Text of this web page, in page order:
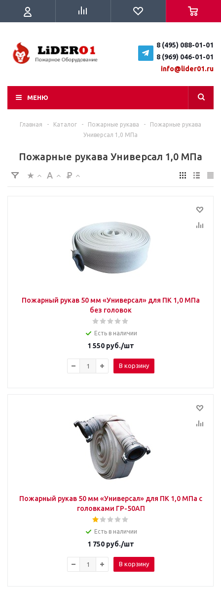
8 (495) 088-01-01
8 (969) 046-01-01
info@lider01.ru
МЕНЮ
Главная - Каталог - Пожарные рукава -
Пожарные рукава
Универсал 1,0 МПа
Пожарные рукава Универсал 1,0 МПа
Пожарный рукав 50 мм «Универсал» для ПК 1,0 МПа
без головок
Есть в наличии
1 550 руб./шт
В корзину
Пожарный рукав 50 мм «Универсал» для ПК 1,0 МПа с
головками ГР-50АП
Есть в наличии
1 750 руб./шт
В корзину